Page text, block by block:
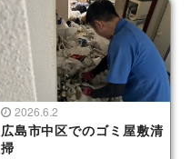
2026.6.2
広島市中区でのゴミ屋敷清
掃